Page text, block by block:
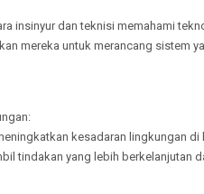
insinyur dan teknisi memahami
mereka untuk merancang sistem
kesadaran lingkungan
tindakan yang lebih berkelanjutan